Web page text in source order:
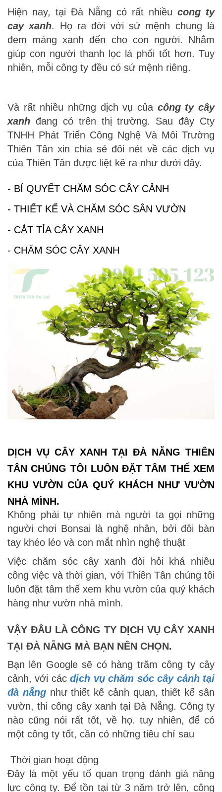
Hiện nay, tại Đà Nẵng có rất nhiều cong ty
cay xanh. Họ ra đời với sứ mệnh chung là
đem mảng xanh đến cho con người. Nhằm
giúp con người thanh lọc lá phổi tốt hơn. Tuy
nhiên, mỗi công ty đều có sứ mệnh riêng.
Và rất nhiều những dịch vụ của công ty cây
xanh đang có trên thị trường. Sau đây Cty
TNHH Phát Triển Công Nghệ Và Môi Trường
Thiên Tân xin chia sẻ đôi nét về các dịch vụ
của Thiên Tân được liệt kê ra như dưới đây.
- BÍ QUYẾT CHĂM SÓC CÂY CẢNH
- THIẾT KẾ VÀ CHĂM SÓC SÂN VƯỜN
- CẮT TỈA CÂY XANH
- CHĂM SÓC CÂY XANH
DỊCH VỤ CÂY XANH TẠI ĐÀ NẴNG THIÊN
TÂN CHÚNG TÔI LUÔN ĐẶT TÂM THẾ XEM
KHU VƯỜN CỦA QUÝ KHÁCH NHƯ VƯỜN
NHÀ MÌNH.
Không phải tự nhiên mà người ta gọi những
người chơi Bonsai là nghệ nhân, bởi đôi bàn
tay khéo léo và con mắt nhìn nghệ thuật
Việc chăm sóc cây xanh đòi hỏi khá nhiều
công việc và thời gian, với Thiên Tân chúng tôi
luôn đặt tâm thế xem khu vườn của quý khách
hàng như vườn nhà mình.
VẬY ĐÂU LÀ CÔNG TY DỊCH VỤ CÂY XANH
TẠI ĐÀ NẴNG MÀ BẠN NÊN CHỌN.
Bạn lên Google sẽ có hàng trăm công ty cây
cảnh, với cácdịch vụ chăm sóc cây cảnh tại
đà nẵng như thiết kế cảnh quan, thiết kế sân
vườn, thi công cây xanh tại Đà Nẵng. Công ty
nào cũng nói rất tốt, về họ. tuy nhiên, để có
một công ty tốt, cần có những tiêu chí sau
Thời gian hoạt động
Đây là một yếu tố quan trọng đánh giá năng
lực công ty. Để tồn tại từ 3 năm trở lên, công